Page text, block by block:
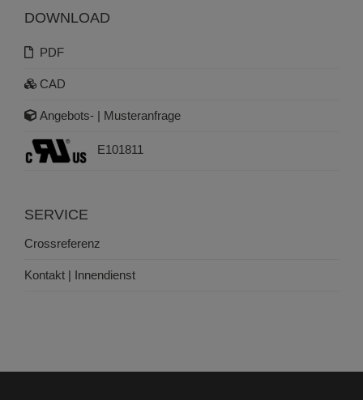
DOWNLOAD
PDF
CAD
Angebots- | Musteranfrage
E101811
SERVICE
Crossreferenz
Kontakt | Innendienst